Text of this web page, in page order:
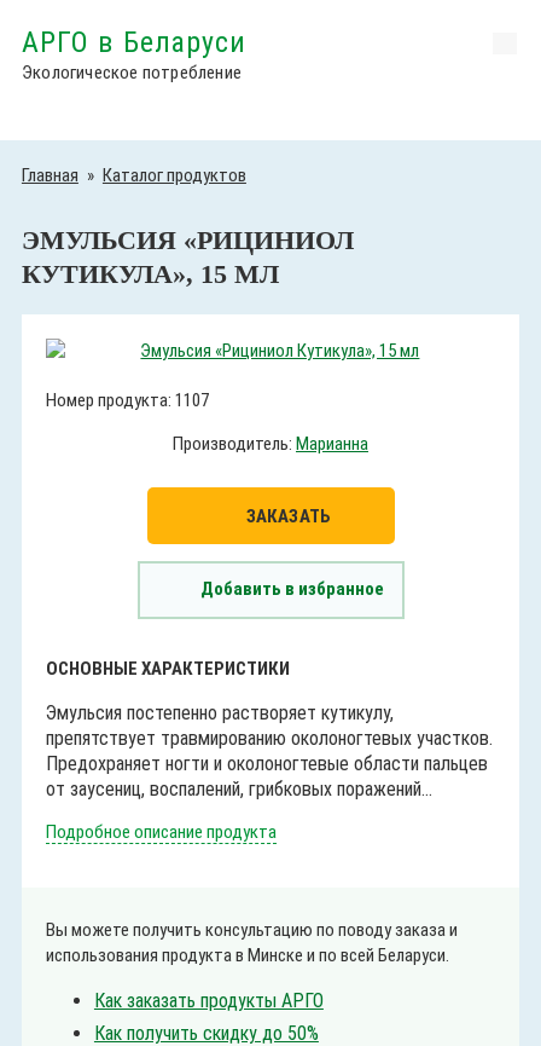
АРГО в Беларуси
Экологическое потребление
Главная » Каталог продуктов
ЭМУЛЬСИЯ «РИЦИНИОЛ
КУТИКУЛА», 15 МЛ
Номер продукта: 1107
Производитель: Марианна
ЗАКАЗАТЬ
Добавить в избранное
ОСНОВНЫЕ ХАРАКТЕРИСТИКИ
Эмульсия постепенно растворяет кутикулу,
препятствует травмированию околоногтевых участков.
Предохраняет ногти и околоногтевые области пальцев
от заусениц, воспалений, грибковых поражений...
Подробное описание продукта
Вы можете получить консультацию по поводу заказа и
использования продукта в Минске и по всей Беларуси.
Как заказать продукты АРГО
Как получить скидку до 50%